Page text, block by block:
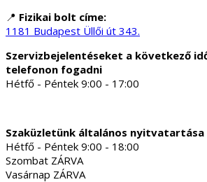
📍 Fizikai bolt címe:
1181 Budapest Üllői út 343.
Szervizbejelentéseket a következő
telefonon fogadni
Hétfő - Péntek 9:00 - 17:00
Szaküzletünk általános nyitvatartása
Hétfő - Péntek 9:00 - 18:00
Szombat ZÁRVA
Vasárnap ZÁRVA